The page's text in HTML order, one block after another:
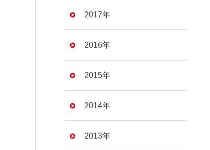
2017年
2016年
2015年
2014年
2013年